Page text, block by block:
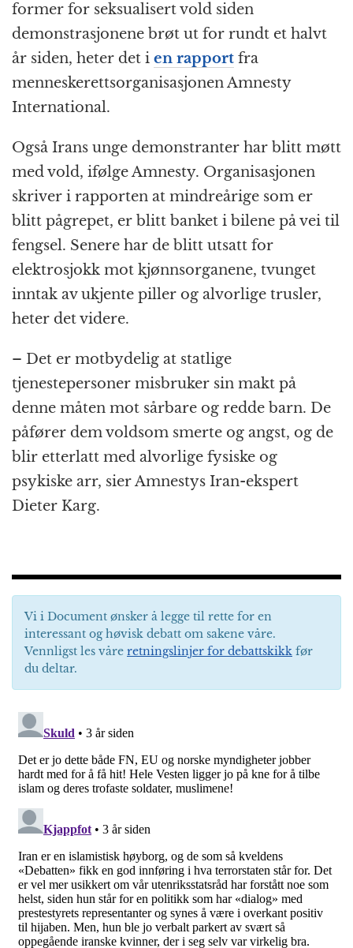
former for seksualisert vold siden
demonstrasjonene brøt ut for rundt et halvt
år siden, heter det i en rapport fra
menneskerettsorganisasjonen Amnesty
International.
Også Irans unge demonstranter har blitt møtt
med vold, ifølge Amnesty. Organisasjonen
skriver i rapporten at mindreårige som er
blitt pågrepet, er blitt banket i bilene på vei til
fengsel. Senere har de blitt utsatt for
elektrosjokk mot kjønnsorganene, tvunget
inntak av ukjente piller og alvorlige trusler,
heter det videre.
– Det er motbydelig at statlige
tjenestepersoner misbruker sin makt på
denne måten mot sårbare og redde barn. De
påfører dem voldsom smerte og angst, og de
blir etterlatt med alvorlige fysiske og
psykiske arr, sier Amnestys Iran-ekspert
Dieter Karg.
Vi i Document ønsker å legge til rette for en
interessant og høvisk debatt om sakene våre.
Vennligst les våre retningslinjer for debattskikk før
du deltar.